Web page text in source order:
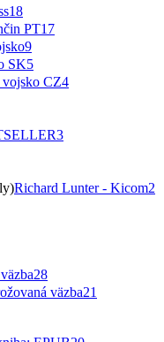
18
PT17
9
SK5
vojsko CZ4
3
Richard Lunter - Kicom2
28
väzba21